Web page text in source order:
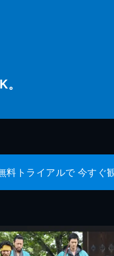
料トライアルで 今すぐ